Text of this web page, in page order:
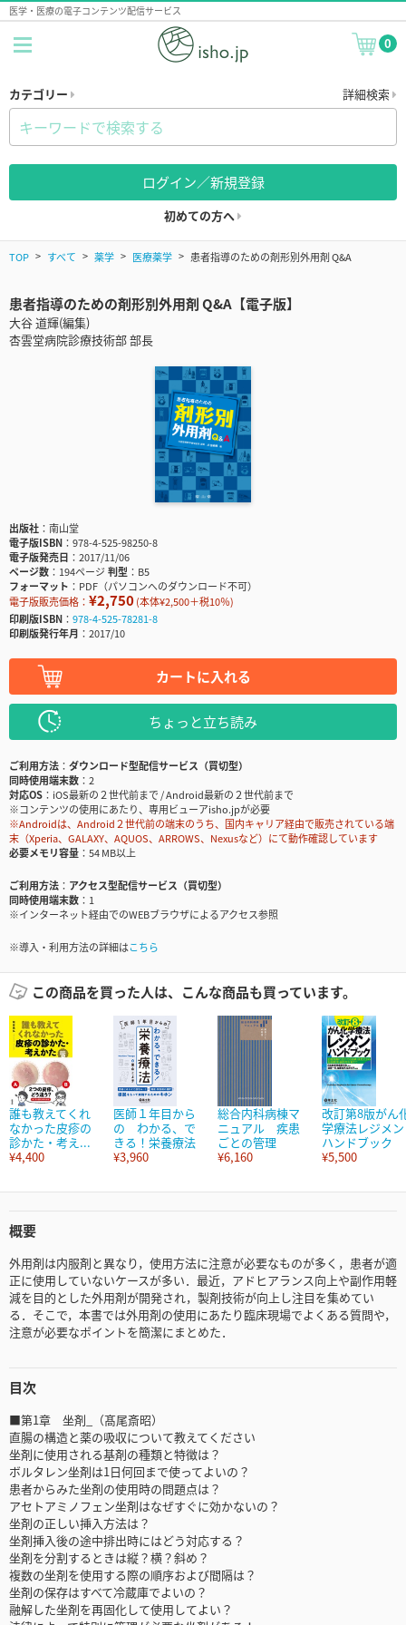
医学・医療の電子コンテンツ配信サービス
0
カテゴリー 詳細検索
ログイン／新規登録
初めての方へ
TOP すべて 薬学 医療薬学 患者指導のための剤形別外用剤 Q&A
患者指導のための剤形別外用剤 Q&A【電子版】
大谷 道輝(編集)
杏雲堂病院診療技術部 部長
出版社
南山堂
電子版ISBN
978-4-525-98250-8
電子版発売日
2017/11/06
ページ数
194ページ判型
B5
フォーマット
PDF（パソコンへのダウンロード不可）
電子版販売価格： ¥2,750(本体¥2,500＋税10％)
印刷版ISBN
978-4-525-78281-8
印刷版発行年月
2017/10
カートに入れる
ちょっと立ち読み
ご利用方法
ダウンロード型配信サービス（買切型）
同時使用端末数
2
対応OS
iOS最新の２世代前まで / Android最新の２世代前まで
※コンテンツの使用にあたり、専用ビューアisho.jpが必要
※Androidは、Android２世代前の端末のうち、国内キャリア経由で販売されている端
末（Xperia、GALAXY、AQUOS、ARROWS、Nexusなど）にて動作確認しています
必要メモリ容量
54 MB以上
ご利用方法
アクセス型配信サービス（買切型）
同時使用端末数
1
※インターネット経由でのWEBブラウザによるアクセス参照
※導入・利用方法の詳細はこちら
この商品を買った人は、こんな商品も買っています。
誰も教えてくれ
なかった皮疹の
診かた・考え...
¥4,400
医師１年目から
の わかる、で
きる！栄養療法
¥3,960
総合内科病棟マ
ニュアル 疾患
ごとの管理
¥6,160
改訂第8版がん
学療法レジメン
ハンドブック
¥5,500
概要
外用剤は内服剤と異なり，使用方法に注意が必要なものが多く，患者が適
正に使用していないケースが多い．最近，アドヒアランス向上や副作用軽
減を目的とした外用剤が開発され，製剤技術が向上し注目を集めてい
る．そこで，本書では外用剤の使用にあたり臨床現場でよくある質問や，
注意が必要なポイントを簡潔にまとめた．
目次
■第1章 坐剤_（髙尾斎昭）
直腸の構造と薬の吸収について教えてください
坐剤に使用される基剤の種類と特徴は？
ボルタレン坐剤は1日何回まで使ってよいの？
患者からみた坐剤の使用時の問題点は？
アセトアミノフェン坐剤はなぜすぐに効かないの？
坐剤の正しい挿入方法は？
坐剤挿入後の途中排出時にはどう対応する？
坐剤を分割するときは縦？横？斜め？
複数の坐剤を使用する際の順序および間隔は？
坐剤の保存はすべて冷蔵庫でよいの？
融解した坐剤を再固化して使用してよい？